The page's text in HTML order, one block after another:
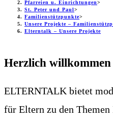
Pfarreien u. Einrichtungen>
St. Peter und Paul>
Familienstützpunkte>
Unsere Projekte –
Elterntalk – Unsere Projekte
Herzlich
ELTERNTALK bietet
für Eltern zu den